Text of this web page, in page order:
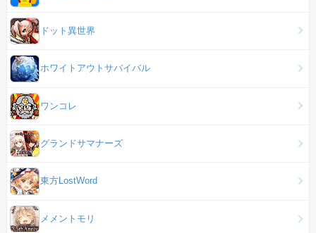
ドット異世界
ホワイトアウトサバイバル
ワンコレ
グランドサマナーズ
東方LostWord
メメントモリ